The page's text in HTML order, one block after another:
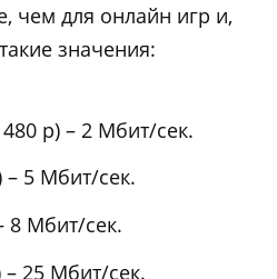
чем для онлайн игр и,
значения:
p) – 2 Мбит/сек.
– 5 Мбит/сек.
8 Мбит/сек.
– 25 Мбит/сек.